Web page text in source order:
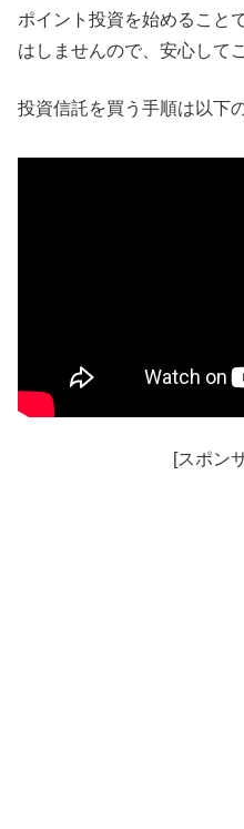
ポイント投資を始めること
はしませんので、安心して
投資信託を買う手順は以下
[スポン